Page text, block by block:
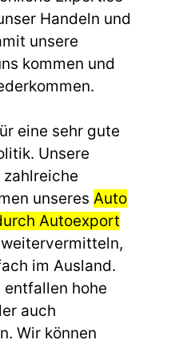
Handeln und
unsere
kommen und
eine sehr gute
Unsere
zahlreiche
unseres Auto
Autoexport
weitervermitteln,
im Ausland.
entfallen hohe
auch
Wir können